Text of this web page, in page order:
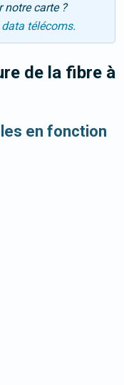
notre carte ?
télécoms.
de la fibre à
en fonction